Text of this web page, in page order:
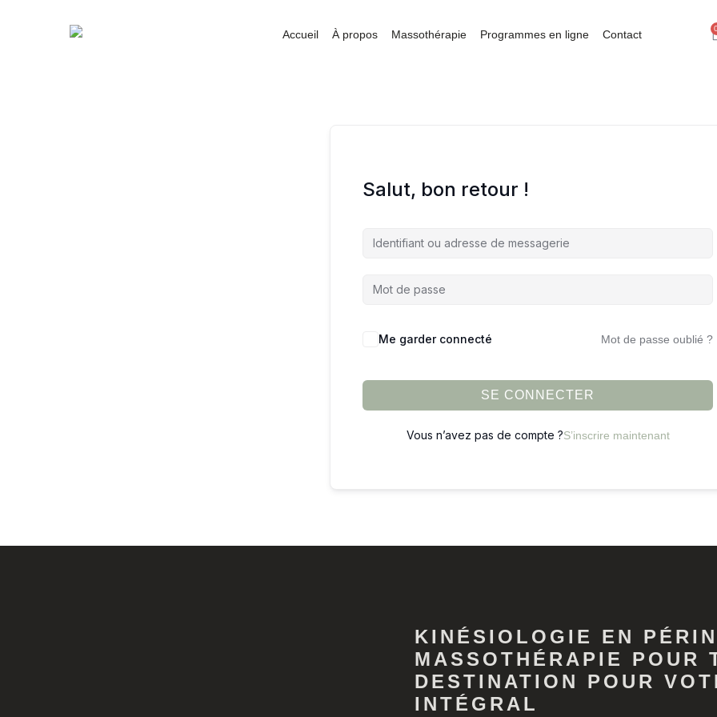
Accueil À propos Massothérapie Programmes en ligne Contact
Salut, bon retour !
Me garder connecté Mot de passe oublié ?
SE CONNECTER
Vous n’avez pas de compte ?S’inscrire maintenant
KINÉSIOLOGIE EN
MASSOTHÉRAPIE POUR
DESTINATION POUR
INTÉGRAL